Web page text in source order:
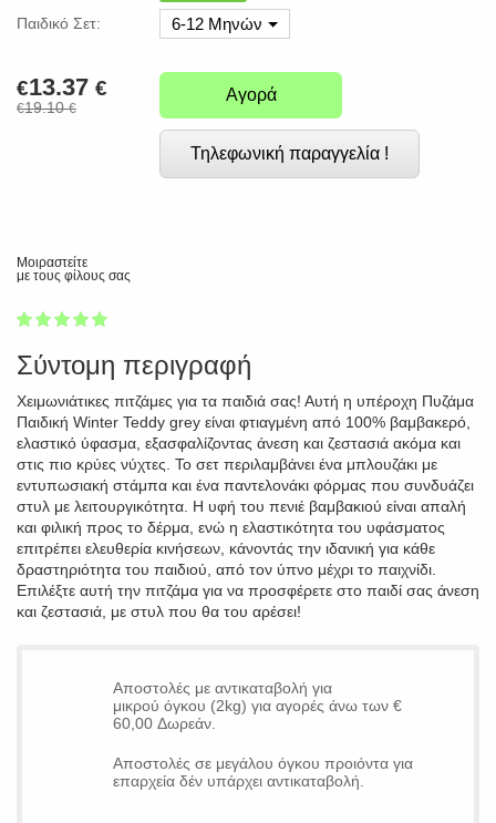
Παιδικό Σετ: 6-12 Μηνών
€13.37 €
€19.10€
Αγορά
Τηλεφωνική παραγγελία !
Μοιραστείτε
με τους φίλους σας
1
2
3
4
5
Σύντομη περιγραφή
Χειμωνιάτικες πιτζάμες για τα παιδιά σας! Αυτή η υπέροχη Πυζάμα
Παιδική Winter Teddy grey είναι φτιαγμένη από 100% βαμβακερό,
ελαστικό ύφασμα, εξασφαλίζοντας άνεση και ζεστασιά ακόμα και
στις πιο κρύες νύχτες. Το σετ περιλαμβάνει ένα μπλουζάκι με
εντυπωσιακή στάμπα και ένα παντελονάκι φόρμας που συνδυάζει
στυλ με λειτουργικότητα. Η υφή του πενιέ βαμβακιού είναι απαλή
και φιλική προς το δέρμα, ενώ η ελαστικότητα του υφάσματος
επιτρέπει ελευθερία κινήσεων, κάνοντάς την ιδανική για κάθε
δραστηριότητα του παιδιού, από τον ύπνο μέχρι το παιχνίδι.
Επιλέξτε αυτή την πιτζάμα για να προσφέρετε στο παιδί σας άνεση
και ζεστασιά, με στυλ που θα του αρέσει!
Αποστολές με αντικαταβολή για
μικρού όγκου (2kg) για αγορές άνω των €
60,00 Δωρεάν.
Αποστολές σε μεγάλου όγκου προιόντα για
επαρχεία δέν υπάρχει αντικαταβολή.